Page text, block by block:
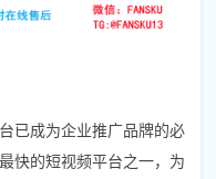
已成为企业推广品牌的必
快的短视频平台之一，为